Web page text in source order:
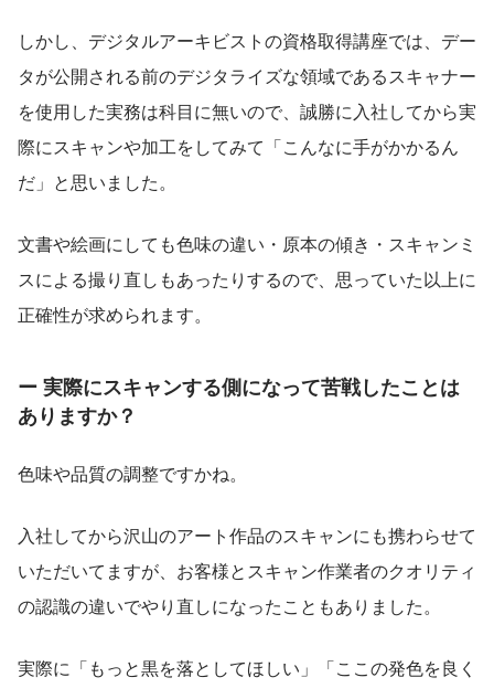
しかし、デジタルアーキビストの資格取得講座では、デー
タが公開される前のデジタライズな領域であるスキャナー
を使用した実務は科目に無いので、誠勝に入社してから実
際にスキャンや加工をしてみて「こんなに手がかかるん
だ」と思いました。
文書や絵画にしても色味の違い・原本の傾き・スキャンミ
スによる撮り直しもあったりするので、思っていた以上に
正確性が求められます。
ー 実際にスキャンする側になって苦戦したことは
ありますか？
色味や品質の調整ですかね。
入社してから沢山のアート作品のスキャンにも携わらせて
いただいてますが、お客様とスキャン作業者のクオリティ
の認識の違いでやり直しになったこともありました。
実際に「もっと黒を落としてほしい」「ここの発色を良く